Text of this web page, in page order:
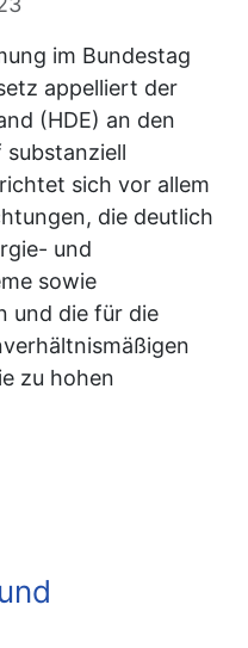
im Bundestag
appelliert der
(HDE) an den
substanziell
sich vor allem
die deutlich
und
sowie
und die für die
zu hohen